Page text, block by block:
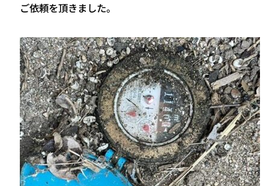
ご依頼を頂きました。